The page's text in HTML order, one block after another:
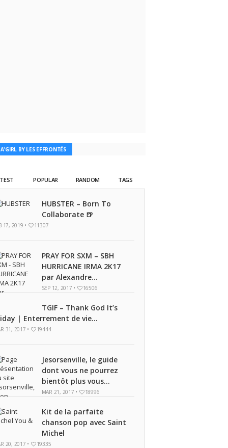
BY LES EFFRONTÉS
POPULAR RANDOM TAGS
HUBSTER – Born To
Collaborate 🍺
17, 2019 • 11307
PRAY FOR SXM – SBH
HURRICANE IRMA 2K17
par Alexandre...
SEP 12, 2017 • 16506
TGIF – Thank God It’s
| Enterrement de vie...
31, 2017 • 19444
Jesorsenville, le guide
dont vous ne pourrez
bientôt plus vous...
MAR 21, 2017 • 18996
Kit de la parfaite
chanson pop avec Saint
Michel
20, 2017 • 19335